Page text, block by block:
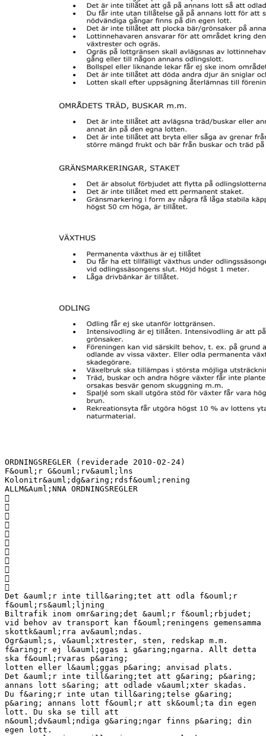
ORDNINGSREGLER (reviderade 2010-02-24)
F&ouml;r G&ouml;rv&auml;lns
Kolonitr&auml;dg&aring;rdsf&ouml;rening
ALLM&Auml;NNA ORDNINGSREGLER











Det &auml;r inte till&aring;tet att odla f&ouml;r
f&ouml;rs&auml;ljning
Biltrafik inom omr&aring;det &auml;r f&ouml;rbjudet;
vid behov av transport kan f&ouml;reningens gemensamma
skottk&auml;rra av&auml;ndas.
Ogr&auml;s, v&auml;xtrester, sten, redskap m.m.
f&aring;r ej l&auml;ggas i g&aring;ngarna. Allt detta
ska f&ouml;rvaras p&aring;
lotten eller l&auml;ggas p&aring; anvisad plats.
Det &auml;r inte till&aring;tet att g&aring; p&aring;
annans lott s&aring; att odlade v&auml;xter skadas.
Du f&aring;r inte utan till&aring;telse g&aring;
p&aring; annans lott f&ouml;r att sk&ouml;ta din egen
lott. Du ska se till att
n&ouml;dv&auml;ndiga g&aring;ngar finns p&aring; din
egen lott.